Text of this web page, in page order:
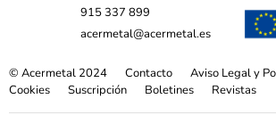
915 337 899
acermetal@acermetal.es
© Acermetal 2024 Contacto
Aviso Legal y
Cookies
Suscripción Boletines Revistas